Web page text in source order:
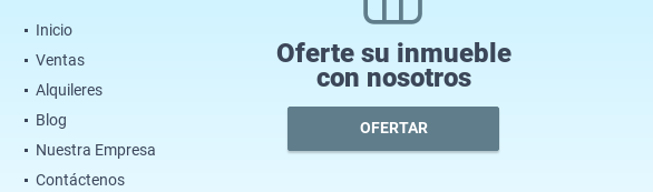
Inicio
Ventas
Alquileres
Blog
Nuestra Empresa
Contáctenos
Oferte su inmueble
con nosotros
OFERTAR